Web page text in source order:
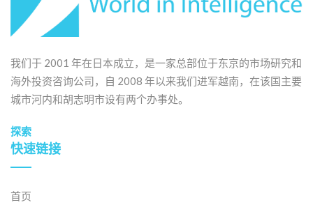
我们于 2001 年在日本成立，是一家总部位于东京的市场研究和
海外投资咨询公司，自 2008 年以来我们进军越南，在该国主要
城市河内和胡志明市设有两个办事处。
探索
快速链接
首页